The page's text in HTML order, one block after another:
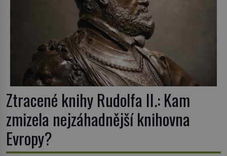
Ztracené knihy Rudolfa II.: Kam
zmizela nejzáhadnější knihovna
Evropy?